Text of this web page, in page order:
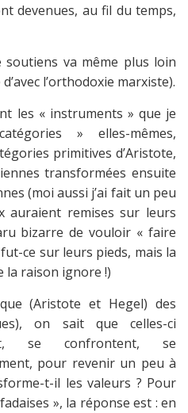
devenues, au fil du temps,
va même plus loin
l’orthodoxie marxiste).
les « instruments » que je
» elles-mêmes,
primitives d’Aristote,
transformées ensuite
(moi aussi j’ai fait un peu
auraient remises sur leurs
bizarre de vouloir « faire
ce sur leurs pieds, mais la
la raison ignore !)
(Aristote et Hegel) des
on sait que celles-ci
se confrontent, se
pour revenir un peu à
t-il les valeurs ? Pour
», la réponse est : en